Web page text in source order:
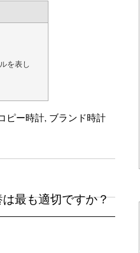
を表し
ピー時計, ブランド時計
最も適切ですか？